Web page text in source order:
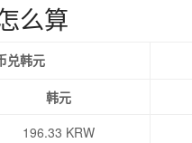
么算
兑韩元
韩元
196.33 KRW